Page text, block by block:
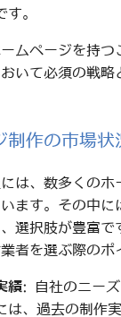
す。
ムページを持つ
いて必須の戦略
制作の市場状
は、数多くのホ
ます。その中に
選択肢が豊富で
者を選ぶ際のポ
績: 自社のニー
は、過去の制作